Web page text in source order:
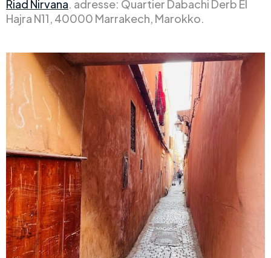
Riad Nirvana. adresse: Quartier Dabachi Derb El
Hajra N11, 40000 Marrakech, Marokko.